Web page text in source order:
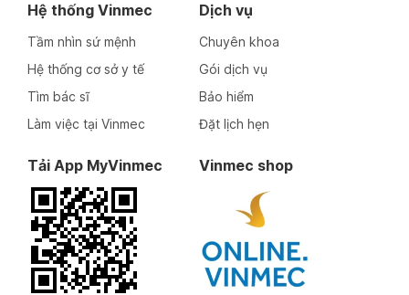
Hệ thống Vinmec
Tầm nhìn sứ mệnh
Hệ thống cơ sở y tế
Tìm bác sĩ
Làm việc tại Vinmec
Dịch vụ
Chuyên khoa
Gói dịch vụ
Bảo hiểm
Đặt lịch hẹn
Tải App MyVinmec Vinmec shop